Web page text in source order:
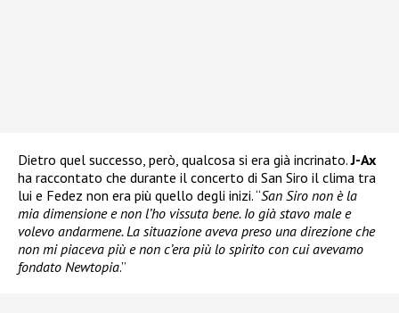
Dietro quel successo, però, qualcosa si era già incrinato.J-Ax
ha raccontato che durante il concerto di San Siro il clima tra
lui e Fedez non era più quello degli inizi. “San Siro non è la
mia dimensione e non l’ho vissuta bene. Io già stavo male e
volevo andarmene. La situazione aveva preso una direzione che
non mi piaceva più e non c’era più lo spirito con cui avevamo
fondato Newtopia.”